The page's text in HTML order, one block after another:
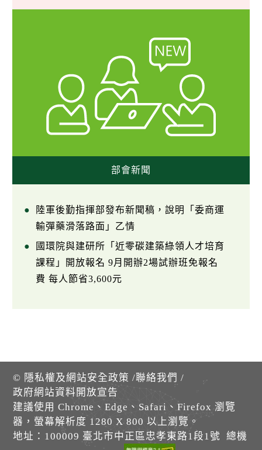
部會新聞
陸軍後勤指揮部發布新聞稿，說明「委商運
輸彈藥滑落路面」乙情
國環院與建研所「近零碳建築綠領人才培育
課程」開放報名 9月開辦2場試辦班免報名
費 每人節省3,600元
© 隱私權及網站安全政策 /聯絡我們 /
政府網站資料開放宣告
建議使用 Chrome、Edge、Safari、Firefox 瀏覽
器，螢幕解析度 1280 X 800 以上瀏覽。
地址：100009 臺北市中正區忠孝東路1段1號 總機